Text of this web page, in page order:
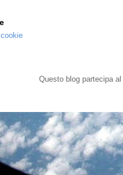
Questo blog partecipa